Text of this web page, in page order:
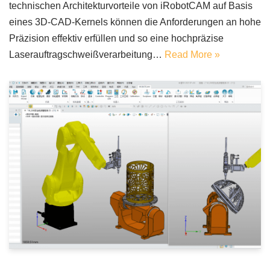
technischen Architekturvorteile von iRobotCAM auf Basis
eines 3D-CAD-Kernels können die Anforderungen an hohe
Präzision effektiv erfüllen und so eine hochpräzise
Laserauftragschweißverarbeitung… Read More »